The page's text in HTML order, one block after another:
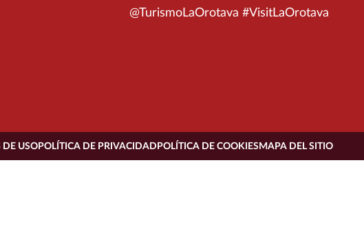
@TurismoLaOrotava #VisitLaOrotava
USOPOLÍTICA DE PRIVACIDAD POLÍTICA DE COOKIESMAPA DEL SITIO